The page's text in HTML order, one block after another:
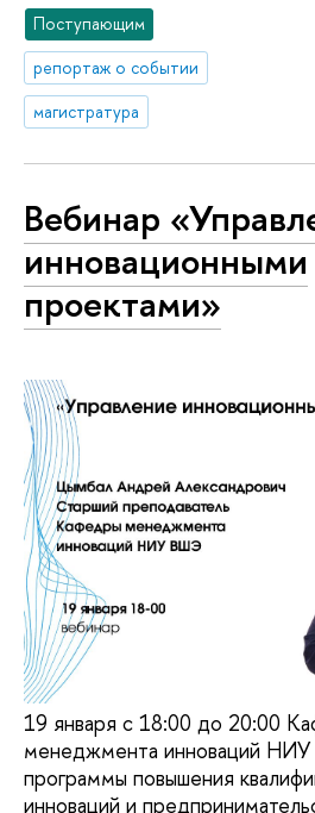
Поступающим
репортаж о событии
магистратура
Вебинар
инновационными
проектами»
19 января с 18:00 до 20:00
менеджмента инноваций
программы повышения
инноваций и